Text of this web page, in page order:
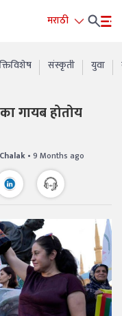
मराठी
संस्कृती युवा
गायब होतोय
• 9 Months ago